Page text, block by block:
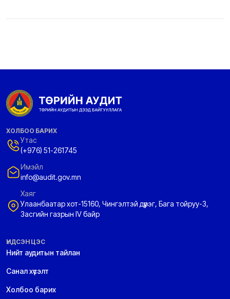
ХОЛБОО БАРИХ
Утас
(+976) 51-261745
Имэйл
info@audit.gov.mn
Хаяг
Улаанбаатар хот-15160, Чингэлтэй дүүрэг, Бага тойруу-3,
Засгийн газрын IV байр
ҮНДСЭН ЦЭС
Нийт аудитын тайлан
Санал хүсэлт
Холбоо барих